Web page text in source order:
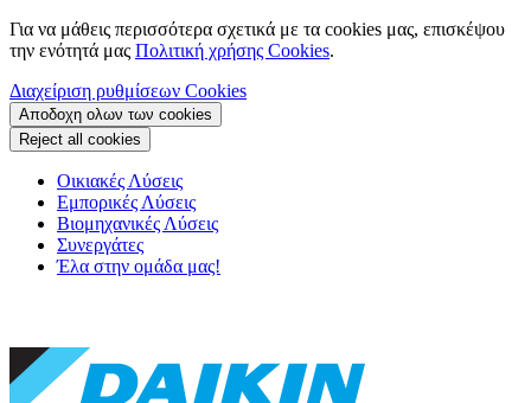
Για να μάθεις περισσότερα σχετικά με τα cookies μας, επισκέψου
την ενότητά μας Πολιτική χρήσης Cookies.
Διαχείριση ρυθμίσεων Cookies
Αποδοχη ολων των cookies
Reject all cookies
Οικιακές Λύσεις
Εμπορικές Λύσεις
Βιομηχανικές Λύσεις
Συνεργάτες
Έλα στην ομάδα μας!